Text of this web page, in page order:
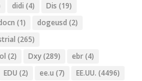
didi (4) Dis (19)
(1) dogeusd (2)
(265)
(2) Dxy(289) ebr(4)
EDU (2) ee.u (7) EE.UU. (4496)